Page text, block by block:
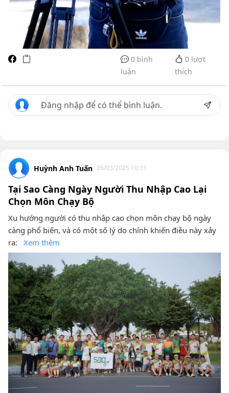
0 bình
luận
0lượt
thích
Huỳnh Anh Tuấn 26/03/2025 10:11
Tại Sao Càng Ngày Người Thu Nhập Cao Lại
Chọn Môn Chạy Bộ
Xu hướng người có thu nhập cao chọn môn chạy bộ ngày
càng phổ biến, và có một số lý do chính khiến điều này xảy
ra:
Xem thêm